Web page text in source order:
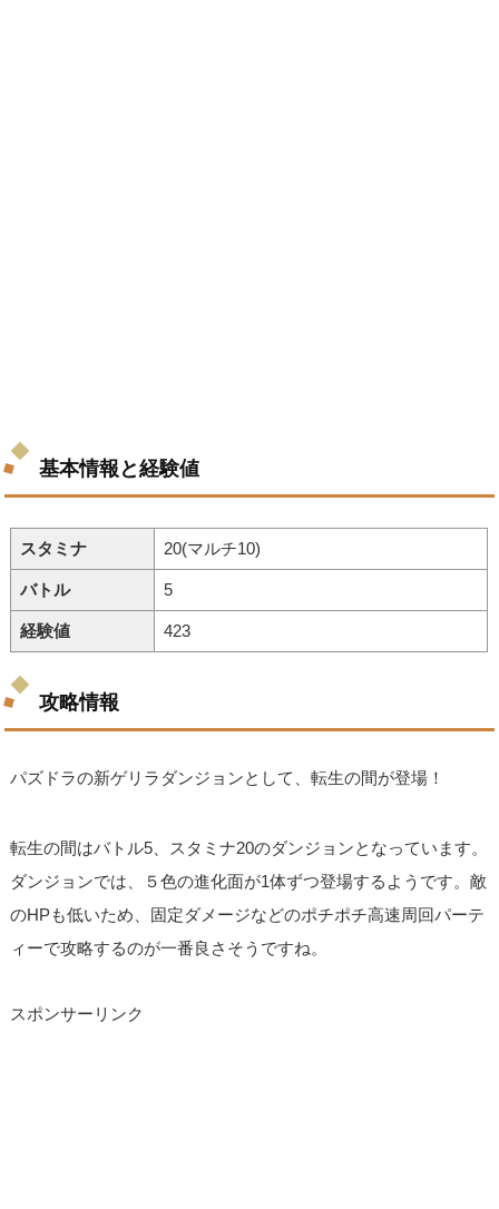
基本情報と経験値
スタミナ 20(マルチ10)
バトル 5
経験値 423
攻略情報
パズドラの新ゲリラダンジョンとして、転生の間が登場！
転生の間はバトル5、スタミナ20のダンジョンとなっています。
ダンジョンでは、５色の進化面が1体ずつ登場するようです。敵
のHPも低いため、固定ダメージなどのポチポチ高速周回パーテ
ィーで攻略するのが一番良さそうですね。
スポンサーリンク